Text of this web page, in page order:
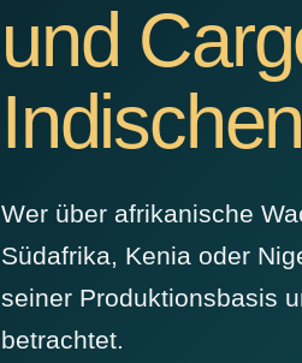
und
Wer über afrikanische
Südafrika, Kenia oder
seiner Produktionsbasis
betrachtet.